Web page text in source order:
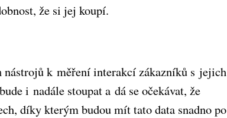
že si jej koupí.
k měření interakcí zákazníků s jejich
i nadále stoupat a dá se očekávat, že
díky kterým budou mít tato data snadno po